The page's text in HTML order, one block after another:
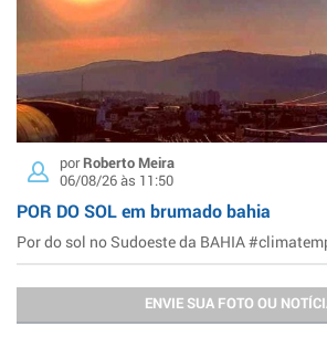
porRoberto Meira
06/08/26 às 11:50
POR DO SOL em brumado bahia
Por do sol no Sudoeste da BAHIA
ENVIE SUA FOTO OU